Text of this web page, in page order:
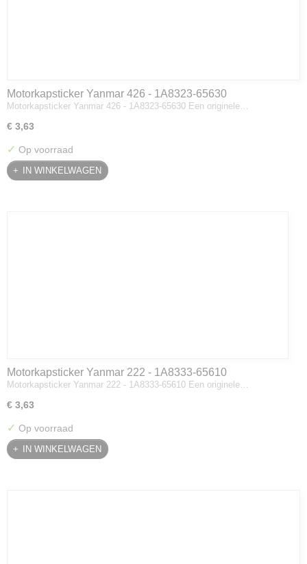
Motorkapsticker Yanmar 426 - 1A8323-65630
Motorkapsticker Yanmar 426 - 1A8323-65630 Een originele…
€ 3,63
✓ Op voorraad
IN WINKELWAGEN
Motorkapsticker Yanmar 222 - 1A8333-65610
Motorkapsticker Yanmar 222 - 1A8333-65610 Een originele…
€ 3,63
✓ Op voorraad
IN WINKELWAGEN